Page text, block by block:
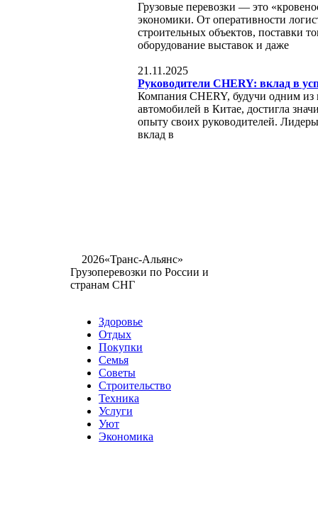
Грузовые перевозки — это
экономики. От оперативности
строительных объектов, поставки
оборудование выставок и даже
21.11.2025
Руководители CHERY: вклад в
Компания CHERY, будучи одним
автомобилей в Китае, достигла
опыту своих руководителей.
вклад в
2026«Транс-Альянс»
Грузоперевозки по России и
странам СНГ
Здоровье
Отдых
Покупки
Семья
Советы
Строительство
Техника
Услуги
Уют
Экономика